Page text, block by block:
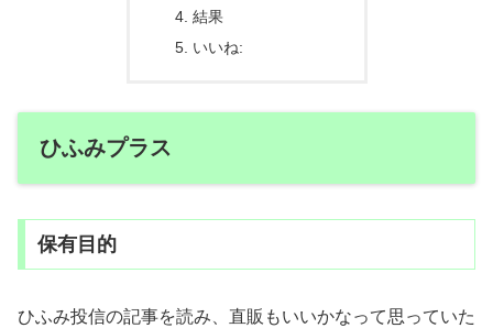
結果
いいね:
ひふみプラス
保有目的
ひふみ投信の記事を読み、直販もいいかなって思っていた